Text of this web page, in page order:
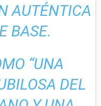
AUTÉNTICA
BASE.
“UNA
DEL